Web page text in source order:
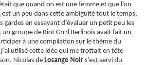
que quand on est une femme et que l’on
un peu dans cette ambiguïté tout le temps.
gardes en essayant d’évaluer un petit peu les
un groupe de Riot Grrrl Berlinois avait fait un
à une compilation sur le thème du
utilisé cette idée qui me trottait en tête
Nicolas de Losange Noir s’est servi du